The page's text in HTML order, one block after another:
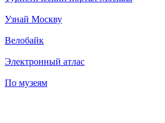
Узнай Москву
Велобайк
Электронный атлас
По музеям